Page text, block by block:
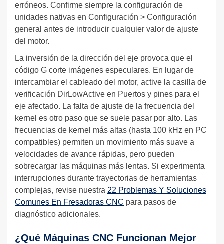
erróneos. Confirme siempre la configuración de
unidades nativas en Configuración > Configuración
general antes de introducir cualquier valor de ajuste
del motor.
La inversión de la dirección del eje provoca que el
código G corte imágenes especulares. En lugar de
intercambiar el cableado del motor, active la casilla de
verificación DirLowActive en Puertos y pines para el
eje afectado. La falta de ajuste de la frecuencia del
kernel es otro paso que se suele pasar por alto. Las
frecuencias de kernel más altas (hasta 100 kHz en PC
compatibles) permiten un movimiento más suave a
velocidades de avance rápidas, pero pueden
sobrecargar las máquinas más lentas. Si experimenta
interrupciones durante trayectorias de herramientas
complejas, revise nuestra 22 Problemas Y Soluciones
Comunes En Fresadoras CNC para pasos de
diagnóstico adicionales.
¿Qué Máquinas CNC Funcionan Mejor